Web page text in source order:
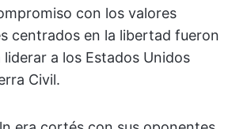
con los valores
centrados en la libertad fueron
liderar a los Estados Unidos
Civil.